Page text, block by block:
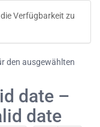
Verfügbarkeit zu
den ausgewählten
date –
date